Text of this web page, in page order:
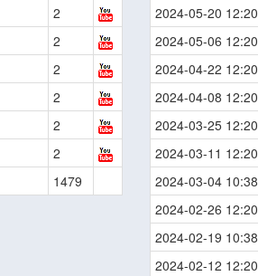
2
2
2
2
2
2
1479
2024-05-20 12:20
2024-05-06 12:20
2024-04-22 12:20
2024-04-08 12:20
2024-03-25 12:20
2024-03-11 12:20
2024-03-04 10:38
2024-02-26 12:20
2024-02-19 10:38
2024-02-12 12:20